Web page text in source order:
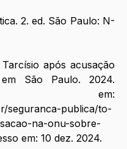
2. ed. São Paulo: N-
após acusação
São Paulo. 2024.
seguranca-publica/to-
na-onu-sobre-
em: 10 dez. 2024.